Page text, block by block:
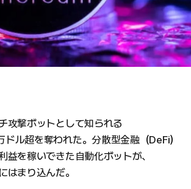
攻撃ボットとして知られる
ル超を奪われた。分散型金融（DeFi）
を稼いできた自動化ボットが、
はまり込んだ。